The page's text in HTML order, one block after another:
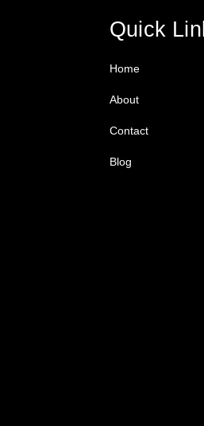
Quick
Home
About
Contact
Blog